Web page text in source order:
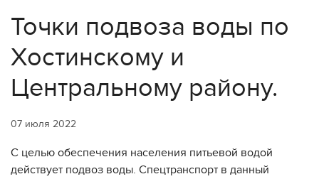
Точки подвоза воды по
Хостинскому и
Центральному району.
07 июля 2022
С целью обеспечения населения питьевой водой
действует подвоз воды. Спецтранспорт в данный